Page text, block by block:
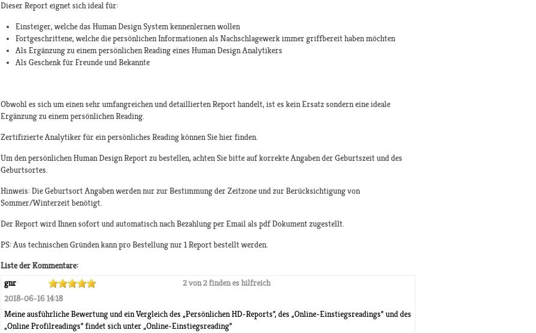
Dieser Report eignet sich ideal für:
Einsteiger, welche das Human Design System kennenlernen wollen
Fortgeschrittene, welche die persönlichen Informationen als Nachschlagewerk immer griffbereit haben möchten
Als Ergänzung zu einem persönlichen Reading eines Human Design Analytikers
Als Geschenk für Freunde und Bekannte
Obwohl es sich um einen sehr umfangreichen und detaillierten Report handelt, ist es kein Ersatz sondern eine ideale
Ergänzung zu einem persönlichen Reading.
Zertifizierte Analytiker für ein persönliches Reading können Sie hier finden.
Um den persönlichen Human Design Report zu bestellen, achten Sie bitte auf korrekte Angaben der Geburtszeit und des
Geburtsortes.
Hinweis: Die Geburtsort Angaben werden nur zur Bestimmung der Zeitzone und zur Berücksichtigung von
Sommer/Winterzeit benötigt.
Der Report wird Ihnen sofort und automatisch nach Bezahlung per Email als pdf Dokument zugestellt.
PS: Aus technischen Gründen kann pro Bestellung nur 1 Report bestellt werden.
Liste der Kommentare:
gnr
2 von 2 finden es hilfreich
2018-06-16 14:18
Meine ausführliche Bewertung und ein Vergleich des „Persönlichen HD-Reports”, des „Online-Einstiegsreadings” und des
„Online Profilreadings” findet sich unter „Online-Einstiegsreading”